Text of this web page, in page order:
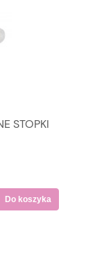
STOPKI
Do koszyka